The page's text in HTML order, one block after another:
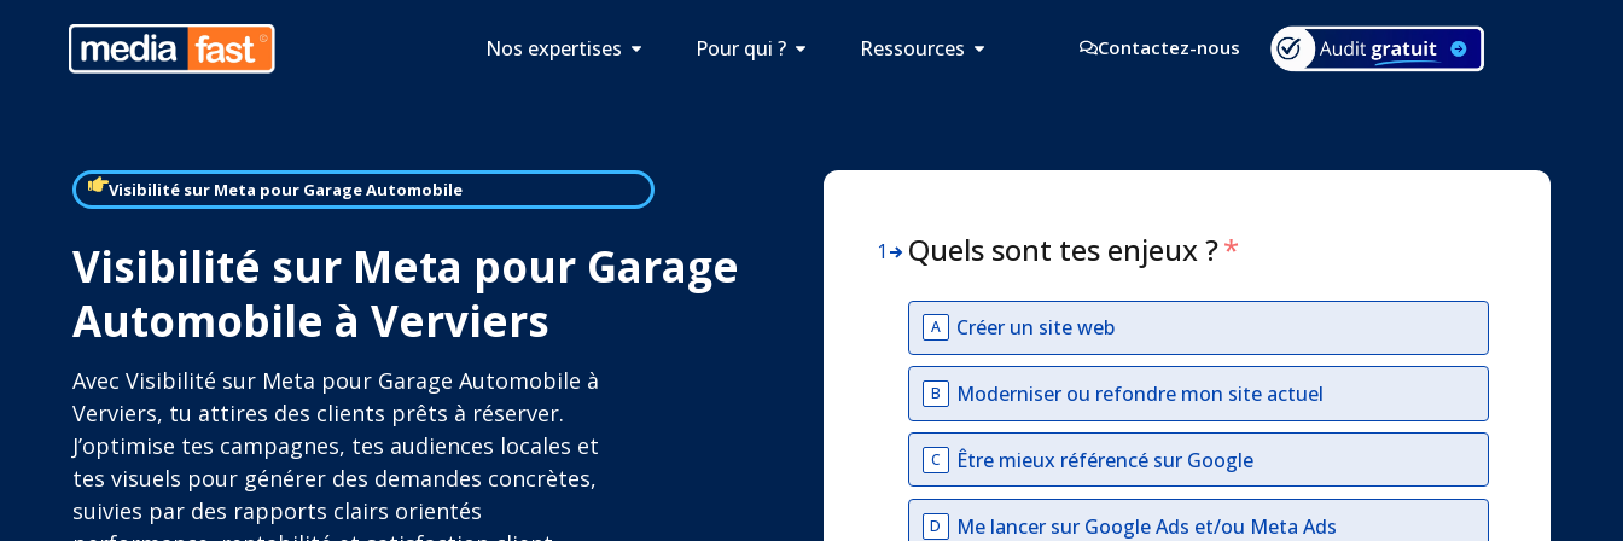
Nos expertises Pour qui ? Ressources Contactez-nous
Visibilité sur Meta pour Garage Automobile
Visibilité sur Meta pour Garage
Automobile à Verviers
Avec Visibilité sur Meta pour Garage Automobile à
Verviers, tu attires des clients prêts à réserver.
J’optimise tes campagnes, tes audiences locales et
tes visuels pour générer des demandes concrètes,
suivies par des rapports clairs orientés
1 Quels sont tes enjeux ?*
A Créer un site web
B Moderniser ou refondre mon site actuel
C Être mieux référencé sur Google
D
Me lancer sur Google Ads et/ou Meta Ads